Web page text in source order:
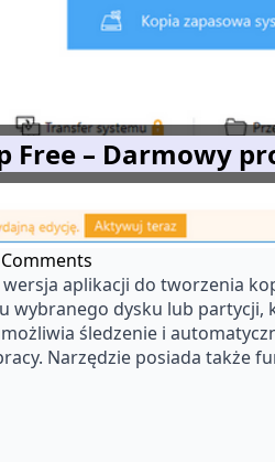
Free – Darmowy
wersja aplikacji do tworzenia
wybranego dysku lub
śledzenie i
Narzędzie posiada także